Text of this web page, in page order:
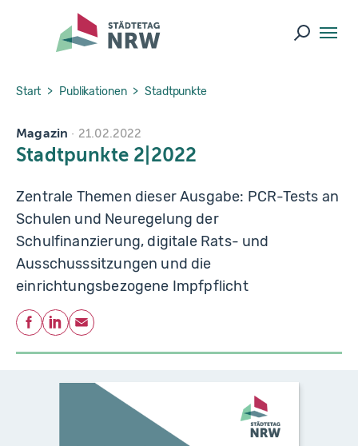
Skip to main navigation
Skip to main content
Skip to page footer
Suche
You are here:
Start Publikationen Stadtpunkte
Magazin 21.02.2022
Stadtpunkte 2|2022
Zentrale Themen dieser Ausgabe: PCR-Tests an
Schulen und Neuregelung der
Schulfinanzierung, digitale Rats- und
Ausschusssitzungen und die
einrichtungsbezogene Impfpflicht
Teilen
Facebook
LinkedIn
E-Mail